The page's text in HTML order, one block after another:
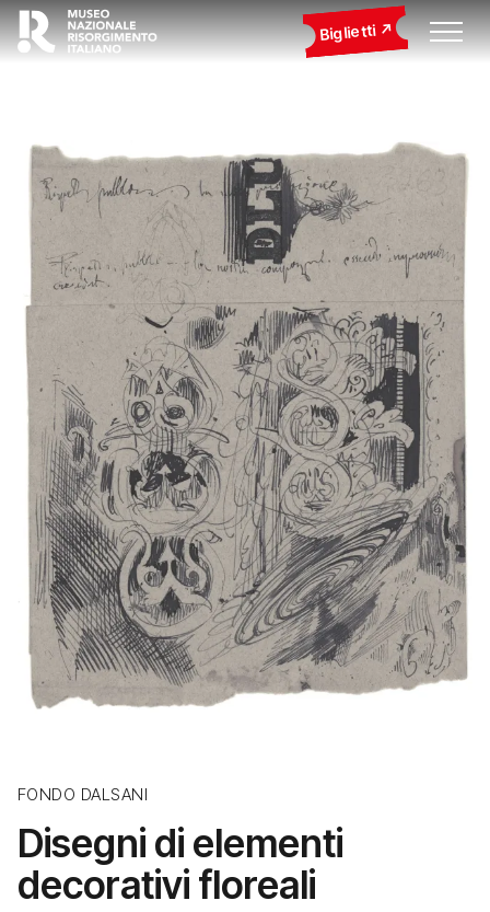
Biglietti
FONDO DALSANI
Disegni di elementi
decorativi floreali